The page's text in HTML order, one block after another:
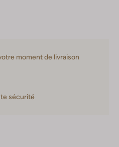
moment de livraison
sécurité